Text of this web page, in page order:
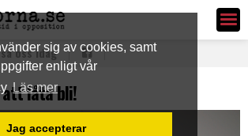
sig av cookies, samt
enligt vår
Läs mer
Jag accepterar
Ledarsidorna.se
oss idag
låta bli!